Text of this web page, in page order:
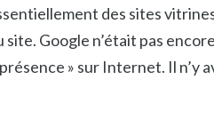
des sites
Google n’était pas
» sur Internet. Il n’y